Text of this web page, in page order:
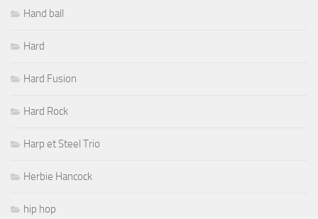
Hand ball
Hard
Hard Fusion
Hard Rock
Harp et Steel Trio
Herbie Hancock
hip hop